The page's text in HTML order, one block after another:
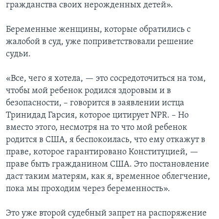
гражданства своих нерожденных детей».
Беременные женщины, которые обратились с
жалобой в суд, уже поприветствовали решение
судьи.
«Все, чего я хотела, — это сосредоточиться на том,
чтобы мой ребенок родился здоровым и в
безопасности, – говорится в заявлении истца
Тринидад Гарсия, которое цитирует NPR. – Но
вместо этого, несмотря на то что мой ребенок
родится в США, я беспокоилась, что ему откажут в
праве, которое гарантировано Конституцией, —
праве быть гражданином США. Это постановление
даст таким матерям, как я, временное облегчение,
пока мы проходим через беременность».
Это уже второй судебный запрет на распоряжение